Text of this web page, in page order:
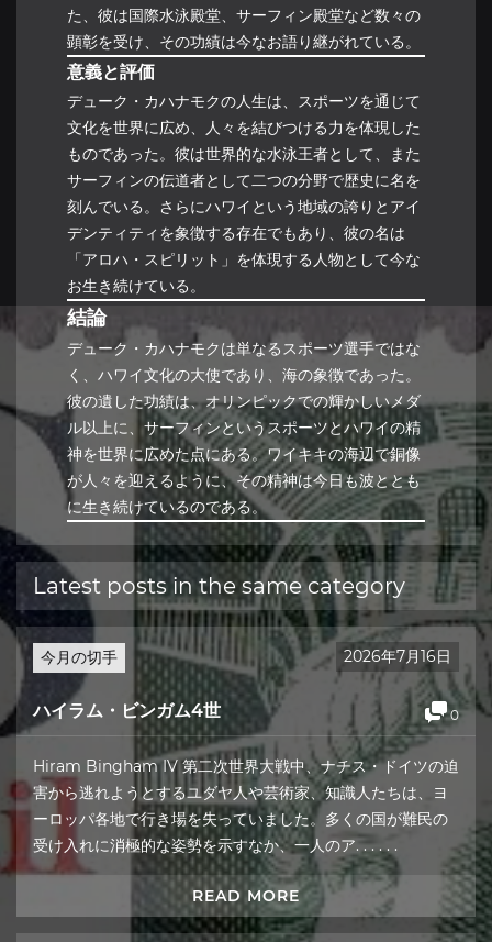
た、彼は国際水泳殿堂、サーフィン殿堂など数々の
顕彰を受け、その功績は今なお語り継がれている。
意義と評価
デューク・カハナモクの人生は、スポーツを通じて
文化を世界に広め、人々を結びつける力を体現した
ものであった。彼は世界的な水泳王者として、また
サーフィンの伝道者として二つの分野で歴史に名を
刻んでいる。さらにハワイという地域の誇りとアイ
デンティティを象徴する存在でもあり、彼の名は
「アロハ・スピリット」を体現する人物として今な
お生き続けている。
結論
デューク・カハナモクは単なるスポーツ選手ではな
く、ハワイ文化の大使であり、海の象徴であった。
彼の遺した功績は、オリンピックでの輝かしいメダ
ル以上に、サーフィンというスポーツとハワイの精
神を世界に広めた点にある。ワイキキの海辺で銅像
が人々を迎えるように、その精神は今日も波ととも
に生き続けているのである。
Latest posts in the same category
今月の切手 2026年7月16日
ハイラム・ビンガム4世 0
Hiram Bingham IV 第二次世界大戦中、ナチス・ドイツの迫
害から逃れようとするユダヤ人や芸術家、知識人たちは、ヨ
ーロッパ各地で行き場を失っていました。多くの国が難民の
受け入れに消極的な姿勢を示すなか、一人のア. . . . . .
READ MORE